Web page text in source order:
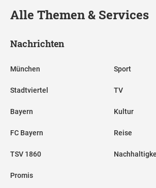
Alle Themen & Services
Nachrichten
München
Stadtviertel
Bayern
FC Bayern
TSV 1860
Promis
Sport
TV
Kultur
Reise